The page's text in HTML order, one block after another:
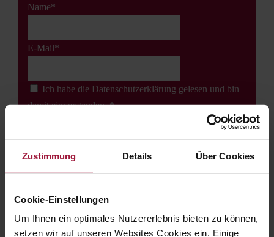
Zustimmung Details Über Cookies
Cookie-Einstellungen
Um Ihnen ein optimales Nutzererlebnis bieten zu können,
setzen wir auf unseren Websites Cookies ein. Einige
Name*
E-Mail*
Ich habe die Datenschutz­erklärung gelesen und bin
damit einverstanden. *
←LKW-FAHRER
News zu unseren Mitarbeiterwohnungen→